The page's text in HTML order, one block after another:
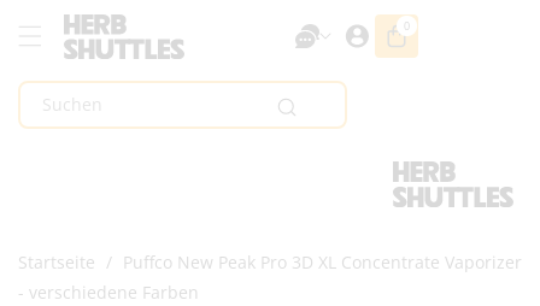
Springen
Suchen
0
0
Artikel
Startseite / Puffco New Peak Pro 3D XL Concentrate Vaporizer
- verschiedene Farben